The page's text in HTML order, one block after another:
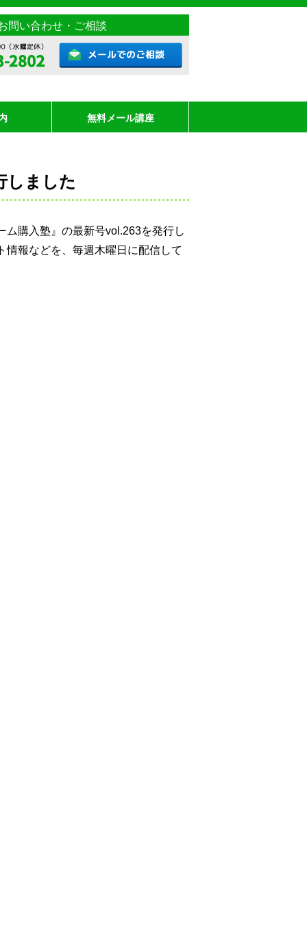
問い合わせ・ご相談
無料メール講座
しました
ム購入塾』の最新号vol.263を発行し
情報などを、毎週木曜日に配信して